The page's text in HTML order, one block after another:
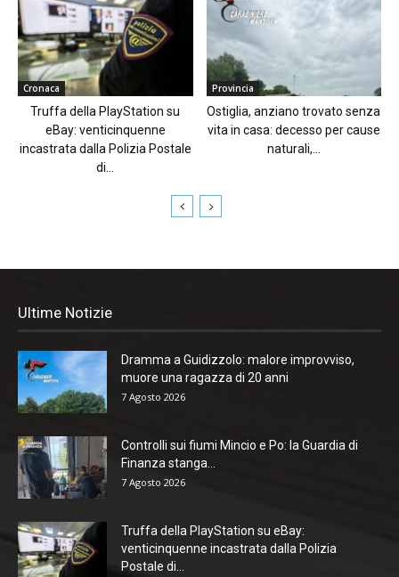
Cronaca
Truffa della PlayStation su
eBay: venticinquenne
incastrata dalla Polizia Postale
di...
Provincia
Ostiglia, anziano trovato senza
vita in casa: decesso per cause
naturali,...
Ultime Notizie
Dramma a Guidizzolo: malore improvviso,
muore una ragazza di 20 anni
7 Agosto 2026
Controlli sui fiumi Mincio e Po: la Guardia di
Finanza stanga...
7 Agosto 2026
Truffa della PlayStation su eBay:
venticinquenne incastrata dalla Polizia
Postale di...